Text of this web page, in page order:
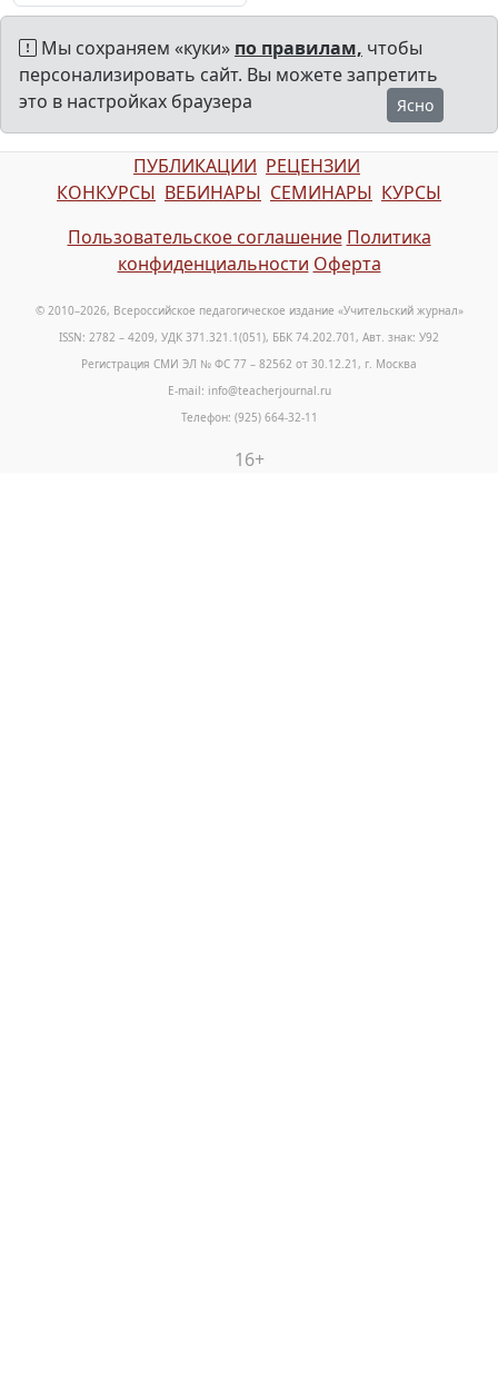
Мы сохраняем «куки» по правилам, чтобы
персонализировать сайт. Вы можете запретить
это в настройках браузера
Ясно
ПУБЛИКАЦИИ РЕЦЕНЗИИ
КОНКУРСЫ ВЕБИНАРЫ СЕМИНАРЫ КУРСЫ
Пользовательское соглашение Политика
конфиденциальности Оферта
© 2010–2026, Всероссийское педагогическое издание «Учительский журнал»
ISSN: 2782 – 4209, УДК 371.321.1(051), ББК 74.202.701, Авт. знак: У92
Регистрация СМИ ЭЛ № ФС 77 – 82562 от 30.12.21, г. Москва
E-mail: info@teacherjournal.ru
Телефон: (925) 664-32-11
16+